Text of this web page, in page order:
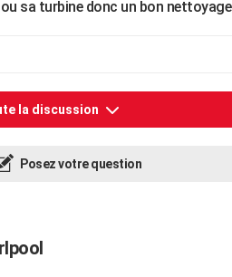
sa turbine donc un bon nettoyage
la discussion
Posez votre question